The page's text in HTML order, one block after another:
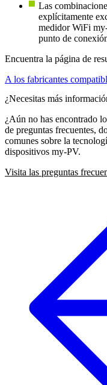
Las
explícitamente
medidor WiFi
punto de
Encuentra la página de
A los fabricantes
¿Necesitas más
¿Aún no has encontrado
de preguntas frecuentes,
comunes sobre la
dispositivos my-PV.
Visita las preguntas